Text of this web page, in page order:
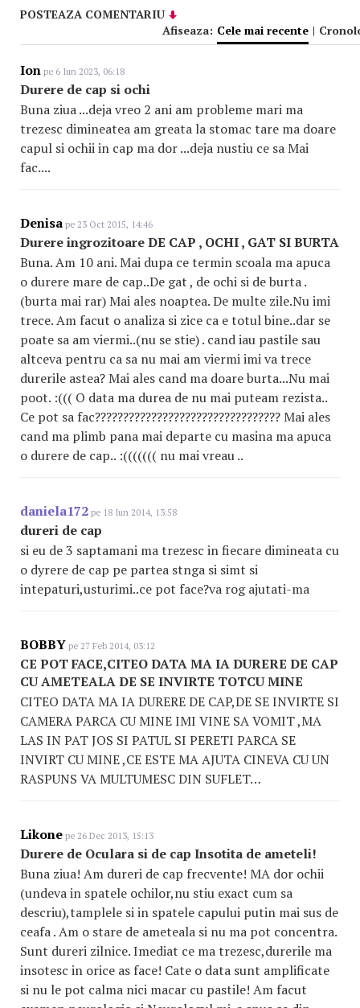
POSTEAZA COMENTARIU
Afiseaza: Cele mai recente |
Ion pe 6 Iun 2023, 06:18
Durere de cap si ochi
Buna ziua ...deja vreo 2 ani am probleme mari ma
trezesc dimineatea am greata la stomac tare ma doare
capul si ochii in cap ma dor ...deja nustiu ce sa Mai
fac....
Denisa pe 23 Oct 2015, 14:46
Durere ingrozitoare DE CAP , OCHI , GAT SI BURTA
Buna. Am 10 ani. Mai dupa ce termin scoala ma apuca
o durere mare de cap..De gat , de ochi si de burta .
(burta mai rar) Mai ales noaptea. De multe zile.Nu imi
trece. Am facut o analiza si zice ca e totul bine..dar se
poate sa am viermi..(nu se stie) . cand iau pastile sau
altceva pentru ca sa nu mai am viermi imi va trece
durerile astea? Mai ales cand ma doare burta...Nu mai
poot. :((( O data ma durea de nu mai puteam rezista..
Ce pot sa fac????????????????????????????????? Mai ales
cand ma plimb pana mai departe cu masina ma apuca
o durere de cap.. :((((((( nu mai vreau ..
daniela172 pe 18 Iun 2014, 13:58
dureri de cap
si eu de 3 saptamani ma trezesc in fiecare dimineata cu
o dyrere de cap pe partea stnga si simt si
intepaturi,usturimi..ce pot face?va rog ajutati-ma
BOBBY pe 27 Feb 2014, 03:12
CE POT FACE,CITEO DATA MA IA DURERE DE CAP
CU AMETEALA DE SE INVIRTE TOTCU MINE
CITEO DATA MA IA DURERE DE CAP,DE SE INVIRTE SI
CAMERA PARCA CU MINE IMI VINE SA VOMIT ,MA
LAS IN PAT JOS SI PATUL SI PERETI PARCA SE
INVIRT CU MINE ,CE ESTE MA AJUTA CINEVA CU UN
RASPUNS VA MULTUMESC DIN SUFLET…
Likone pe 26 Dec 2013, 15:13
Durere de Oculara si de cap Insotita de ameteli!
Buna ziua! Am dureri de cap frecvente! MA dor ochii
(undeva in spatele ochilor,nu stiu exact cum sa
descriu),tamplele si in spatele capului putin mai sus de
ceafa . Am o stare de ameteala si nu ma pot concentra.
Sunt dureri zilnice. Imediat ce ma trezesc,durerile ma
insotesc in orice as face! Cate o data sunt amplificate
si nu le pot calma nici macar cu pastile! Am facut